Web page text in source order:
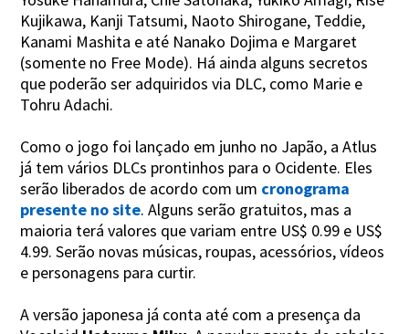
Kujikawa, Kanji Tatsumi, Naoto Shirogane, Teddie,
Kanami Mashita e até Nanako Dojima e Margaret
(somente no Free Mode). Há ainda alguns secretos
que poderão ser adquiridos via DLC, como Marie e
Tohru Adachi.
Como o jogo foi lançado em junho no Japão, a Atlus
já tem vários DLCs prontinhos para o Ocidente. Eles
serão liberados de acordo com um cronograma
presente no site. Alguns serão gratuitos, mas a
maioria terá valores que variam entre US$ 0.99 e US$
4.99. Serão novas músicas, roupas, acessórios, vídeos
e personagens para curtir.
A versão japonesa já conta até com a presença da